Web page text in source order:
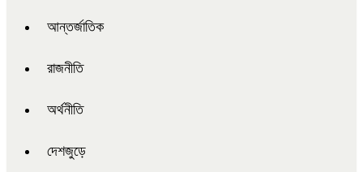
আন্তর্জাতিক
রাজনীতি
অর্থনীতি
দেশজুড়ে